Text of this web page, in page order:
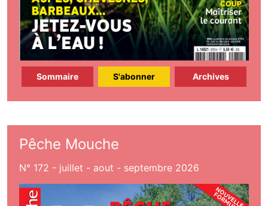
Sommaire S'abonner Archives
Pêche Mouche
N° 172 - juillet - aout - septembre 2026